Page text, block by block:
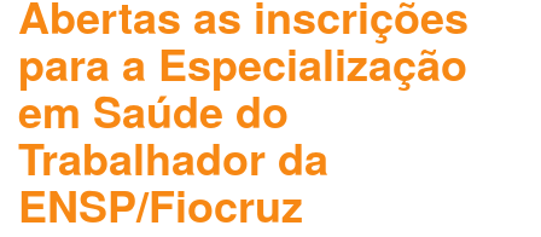
Abertas as inscrições
para a Especialização
em Saúde do
Trabalhador da
ENSP/Fiocruz